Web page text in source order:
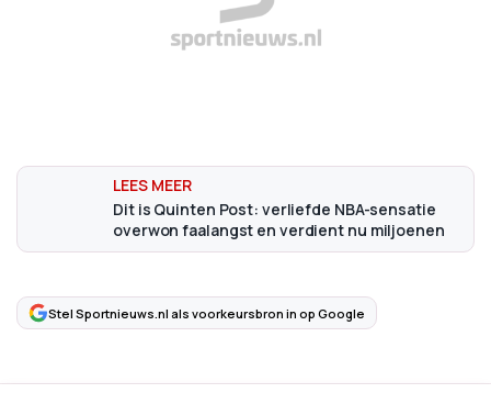
Dit is Quinten Post: verliefde NBA-sensatie
overwon faalangst en verdient nu miljoenen
Stel Sportnieuws.nl als voorkeursbron in op Google